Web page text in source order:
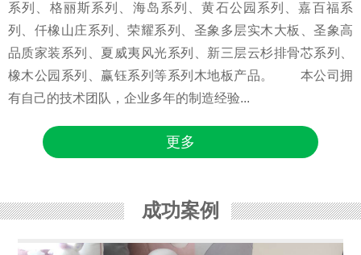
系列、格丽斯系列、海岛系列、黄石公园系列、嘉百福系
列、仟橡山庄系列、荣耀系列、圣象多层实木大板、圣象高
品质家装系列、夏威夷风光系列、新三层云杉排骨芯系列、
橡木公园系列、赢钰系列等系列木地板产品。 本公司拥
有自己的技术团队，企业多年的制造经验...
更多
成功案例